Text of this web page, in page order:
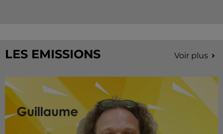
LES EMISSIONS Voir plus